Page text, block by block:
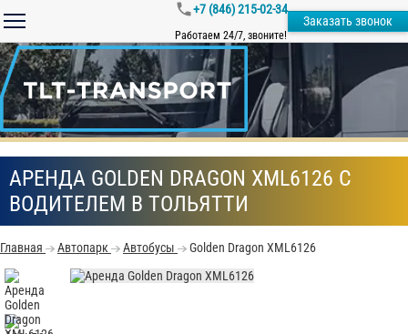
+7 (846) 215-02-34
Работаем 24/7, звоните!
Заказать звонок
АРЕНДА GOLDEN DRAGON XML6126 С
ВОДИТЕЛЕМ В ТОЛЬЯТТИ
Главная Автопарк Автобусы Golden Dragon XML6126